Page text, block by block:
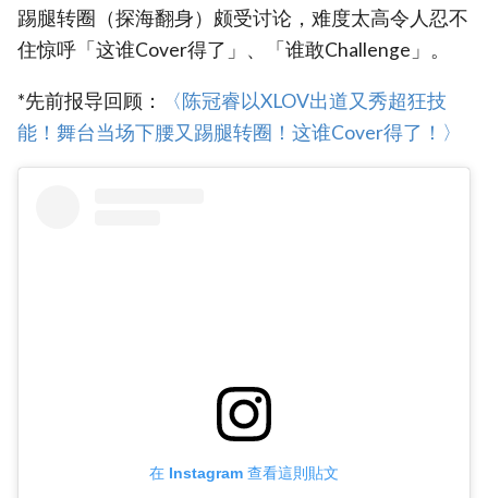
踢腿转圈（探海翻身）颇受讨论，难度太高令人忍不
住惊呼「这谁Cover得了」、「谁敢Challenge」。
*先前报导回顾：
‎〈陈冠睿以XLOV出道又秀超狂技
能！舞台当场下腰又踢腿转圈！这谁Cover得了！〉‎
在 Instagram 查看這則貼文